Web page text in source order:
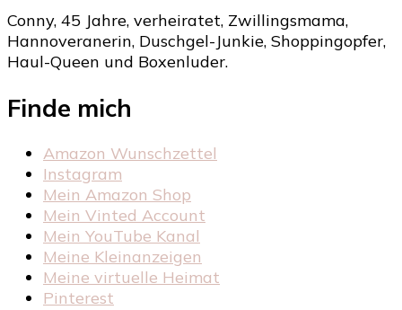
Conny, 45 Jahre, verheiratet, Zwillingsmama,
Hannoveranerin, Duschgel-Junkie, Shoppingopfer,
Haul-Queen und Boxenluder.
Finde mich
Amazon Wunschzettel
Instagram
Mein Amazon Shop
Mein Vinted Account
Mein YouTube Kanal
Meine Kleinanzeigen
Meine virtuelle Heimat
Pinterest